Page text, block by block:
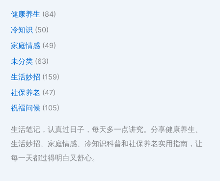
健康养生 (84)
冷知识 (50)
家庭情感 (49)
未分类 (63)
生活妙招 (159)
社保养老 (47)
祝福问候 (105)
生活笔记，认真过日子，每天多一点讲究。分享健康养生、
生活妙招、家庭情感、冷知识科普和社保养老实用指南，让
每一天都过得明白又舒心。